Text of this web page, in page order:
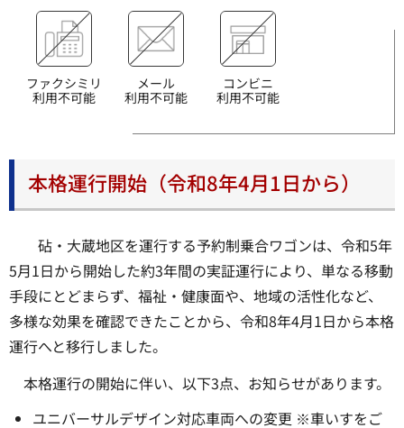
ファクシミリ
利用不可能
メール
利用不可能
コンビニ
利用不可能
本格運行開始（令和8年4月1日から）
砧・大蔵地区を運行する予約制乗合ワゴンは、令和5年
5月1日から開始した約3年間の実証運行により、単なる移動
手段にとどまらず、福祉・健康面や、地域の活性化など、
多様な効果を確認できたことから、令和8年4月1日から本格
運行へと移行しました。
本格運行の開始に伴い、以下3点、お知らせがあります。
ユニバーサルデザイン対応車両への変更 ※車いすをご